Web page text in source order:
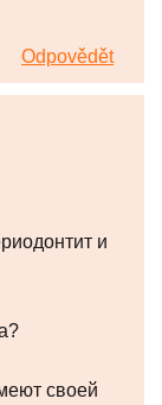
Odpovědět
и
своей